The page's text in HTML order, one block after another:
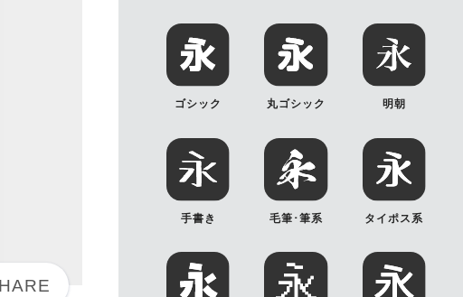
ゴシック 丸ゴシック 明朝
手書き 毛筆･筆系 タイポス系